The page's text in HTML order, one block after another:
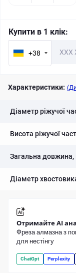
Купити в 1 клік:
+38
Характеристики:
Діаметр ріжучої
Висота ріжучої
Загальна
Діаметр
Отримайте AI
Фреза алмазна з
для нестінгу
ChatGpt Perplexity